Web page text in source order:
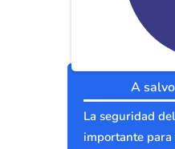
A
La seguridad
importante para